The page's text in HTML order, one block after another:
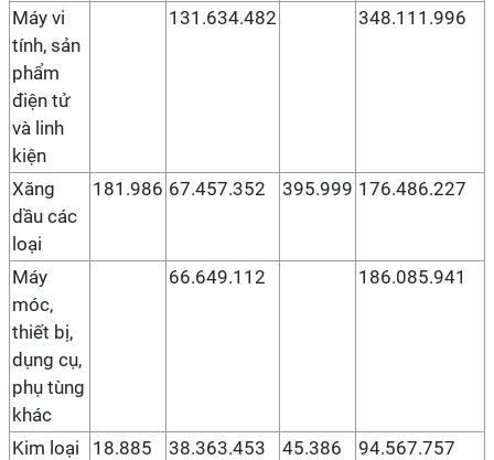
Máy vi
tính, sản
phẩm
điện tử
và linh
kiện
131.634.482 348.111.996
Xăng
dầu các
loại
181.986 67.457.352 395.999 176.486.227
Máy
móc,
thiết bị,
dụng cụ,
phụ tùng
khác
66.649.112 186.085.941
Kim loại
18.885 38.363.453 45.386 94.567.757